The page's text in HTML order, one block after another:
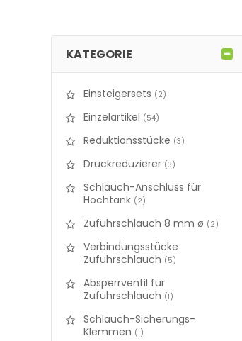
KATEGORIE
Einsteigersets 2items
Einzelartikel 54items
Reduktionsstücke 3items
Druckreduzierer 3items
Schlauch-Anschluss für
Hochtank
2items
Zufuhrschlauch 8 mm ø 2items
Verbindungsstücke
Zufuhrschlauch
5items
Absperrventil für
Zufuhrschlauch
1items
Schlauch-Sicherungs-
Klemmen
1items